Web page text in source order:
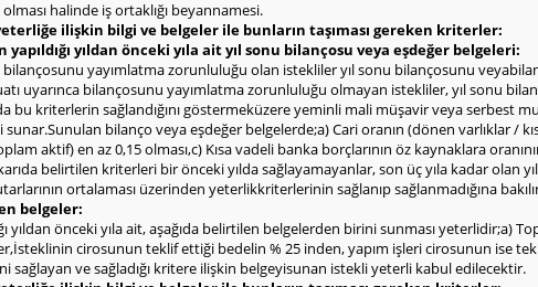
halinde iş ortaklığı beyannamesi.
ilişkin bilgi ve belgeler ile bunların taşıması gereken kriterler:
yıldan önceki yıla ait yıl sonu bilançosu veya eşdeğer belgeleri:
bilançosunu yayımlatma zorunluluğu olan istekliler yıl sonu bilançosunu
uyarınca bilançosunu yayımlatma zorunluluğu olmayan istekliler, yıl sonu
bu kriterlerin sağlandığını göstermeküzere yeminli mali müşavir veya serbest
bilanço veya eşdeğer belgelerde;a) Cari oranın (dönen varlıklar /
aktif) en az 0,15 olması,c) Kısa vadeli banka borçlarının öz kaynaklara
belirtilen kriterleri bir önceki yılda sağlayamayanlar, son üç yıla kadar olan
ortalaması üzerinden yeterlikkriterlerinin sağlanıp sağlanmadığına
belgeler:
yıldan önceki yıla ait, aşağıda belirtilen belgelerden birini sunması yeterlidir;a)
cirosunun teklif ettiği bedelin % 25 inden, yapım işleri cirosunun ise
sağlayan ve sağladığı kritere ilişkin belgeyisunan istekli yeterli kabul edilecektir.